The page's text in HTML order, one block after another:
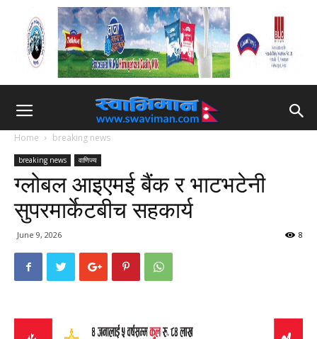
Home breaking news
breaking news वाणिज्य
ग्लोबल आइएमई बैंक र भाटभटेनी
सुपरमार्केटबीच सहकार्य
June 9, 2026 8